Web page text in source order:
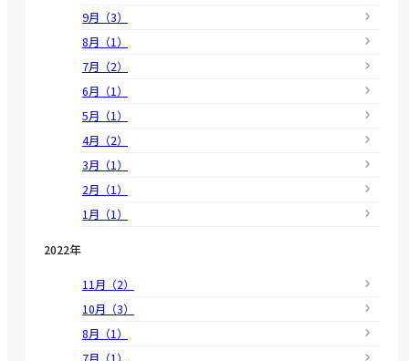
9月（3）
8月（1）
7月（2）
6月（1）
5月（1）
4月（2）
3月（1）
2月（1）
1月（1）
2022年
11月（2）
10月（3）
8月（1）